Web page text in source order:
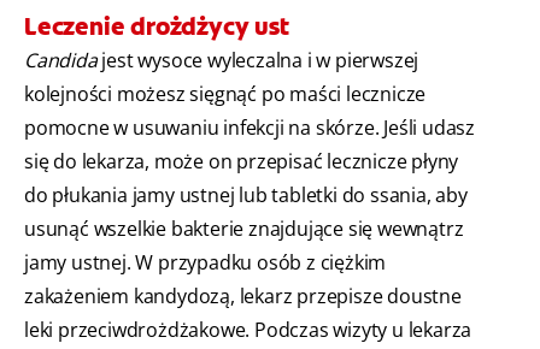
Leczenie drożdżycy ust
Candidajest wysoce wyleczalna i w pierwszej
kolejności możesz sięgnąć po maści lecznicze
pomocne w usuwaniu infekcji na skórze. Jeśli udasz
się do lekarza, może on przepisać lecznicze płyny
do płukania jamy ustnej lub tabletki do ssania, aby
usunąć wszelkie bakterie znajdujące się wewnątrz
jamy ustnej. W przypadku osób z ciężkim
zakażeniem kandydozą, lekarz przepisze doustne
leki przeciwdrożdżakowe. Podczas wizyty u lekarza